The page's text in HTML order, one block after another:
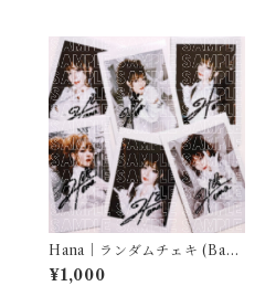
Hana｜ランダムチェキ (Bapti
sm -Noise Killer- ver.)
¥1,000